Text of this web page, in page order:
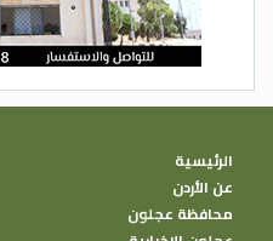
الرئيسية
عن الأردن
محافظة عجلون